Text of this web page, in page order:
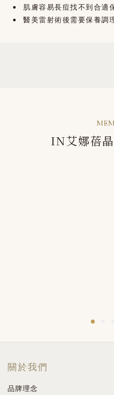
肌膚容易長痘找不到合適
醫美雷射術後需要保養調
IN艾娜蓓
關於我們
品牌理念